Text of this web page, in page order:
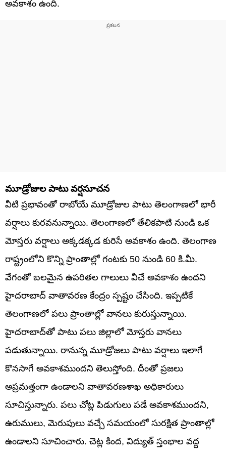
అవకాశం ఉంది.
మూడ్రోజుల పాటు వర్షసూచన
వీటి ప్రభావంతో రాబోయే మూడ్రోజుల పాటు తెలంగాణలో భారీ
వర్షాలు కురవనున్నాయి. తెలంగాణలో తేలికపాటి నుండి ఒక
మోస్తరు వర్షాలు అక్కడక్కడ కురిసే అవకాశం ఉంది. తెలంగాణ
రాష్ట్రంలోని కొన్ని ప్రాంతాల్లో గంటకు 50 నుండి 60 కి.మీ.
వేగంతో బలమైన ఉపరితల గాలులు వీచే అవకాశం ఉందని
హైదరాబాద్ వాతావరణ కేంద్రం స్పష్టం చేసింది. ఇప్పటికే
తెలంగాణలో పలు ప్రాంతాల్లో వానలు కురుస్తున్నాయి.
హైదరాబాద్‌తో పాటు పలు జిల్లాలో మోస్తరు వానలు
పడుతున్నాయి. రానున్న మూడ్రోజలు పాటు వర్షాలు ఇలాగే
కొనసాగే అవకాశముందని తెలుస్తోంది. దీంతో ప్రజలు
అప్రమత్తంగా ఉండాలని వాతావరణశాఖ అధికారులు
సూచిస్తున్నారు. పలు చోట్ల పిడుగులు పడే అవకాశముందని,
ఉరుములు, మెరుపులు వచ్చే సమయంలో సురక్షిత ప్రాంతాల్లో
ఉండాలని సూచించారు. చెట్ల కింద, విద్యుత్ స్తంభాల వద్ద